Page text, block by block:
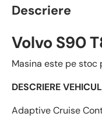
Descriere
Volvo S90
Masina este pe stoc
DESCRIERE
Adaptive Cruise